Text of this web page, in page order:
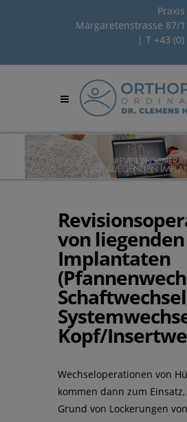
Margaretenstrasse 87/
| T +43
von liegenden
Implantaten
Kopf/
Wechseloperationen von
kommen dann zum
Grund von Lockerungen von